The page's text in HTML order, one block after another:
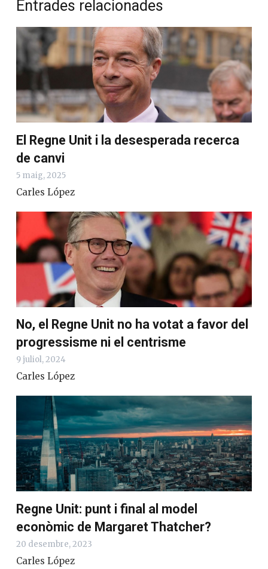
Entrades relacionades
El Regne Unit i la desesperada recerca
de canvi
5 maig, 2025
Carles López
No, el Regne Unit no ha votat a favor del
progressisme ni el centrisme
9 juliol, 2024
Carles López
Regne Unit: punt i final al model
econòmic de Margaret Thatcher?
20 desembre, 2023
Carles López